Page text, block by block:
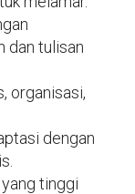
dan tulisan
organisasi,
dengan
tinggi